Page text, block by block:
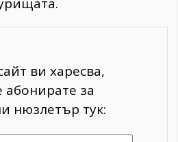
ви харесва,
абонирате за
нюзлетър тук: